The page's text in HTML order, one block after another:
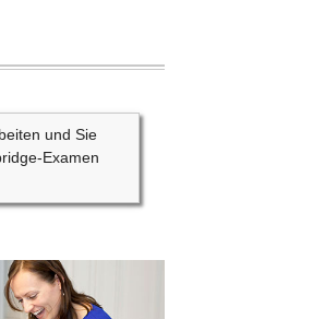
und Sie
Examen